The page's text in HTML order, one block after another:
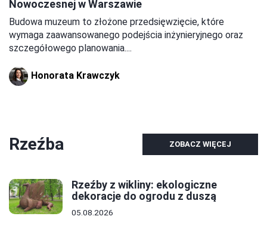
Nowoczesnej w Warszawie
Budowa muzeum to złożone przedsięwzięcie, które
wymaga zaawansowanego podejścia inżynieryjnego oraz
szczegółowego planowania....
Honorata Krawczyk
Rzeźba ZOBACZ WIĘCEJ
Rzeźby z wikliny: ekologiczne
dekoracje do ogrodu z duszą
05.08.2026